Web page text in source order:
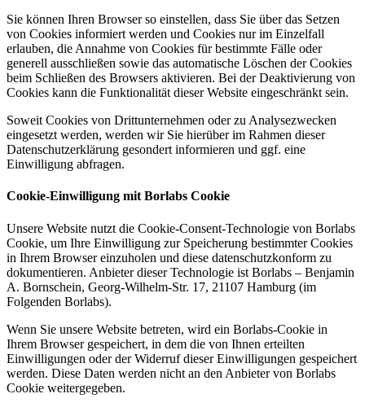
Sie können Ihren Browser so einstellen, dass Sie über das Setzen
von Cookies informiert werden und Cookies nur im Einzelfall
erlauben, die Annahme von Cookies für bestimmte Fälle oder
generell ausschließen sowie das automatische Löschen der Cookies
beim Schließen des Browsers aktivieren. Bei der Deaktivierung von
Cookies kann die Funktionalität dieser Website eingeschränkt sein.
Soweit Cookies von Drittunternehmen oder zu Analysezwecken
eingesetzt werden, werden wir Sie hierüber im Rahmen dieser
Datenschutzerklärung gesondert informieren und ggf. eine
Einwilligung abfragen.
Cookie-Einwilligung mit Borlabs Cookie
Unsere Website nutzt die Cookie-Consent-Technologie von Borlabs
Cookie, um Ihre Einwilligung zur Speicherung bestimmter Cookies
in Ihrem Browser einzuholen und diese datenschutzkonform zu
dokumentieren. Anbieter dieser Technologie ist Borlabs – Benjamin
A. Bornschein, Georg-Wilhelm-Str. 17, 21107 Hamburg (im
Folgenden Borlabs).
Wenn Sie unsere Website betreten, wird ein Borlabs-Cookie in
Ihrem Browser gespeichert, in dem die von Ihnen erteilten
Einwilligungen oder der Widerruf dieser Einwilligungen gespeichert
werden. Diese Daten werden nicht an den Anbieter von Borlabs
Cookie weitergegeben.